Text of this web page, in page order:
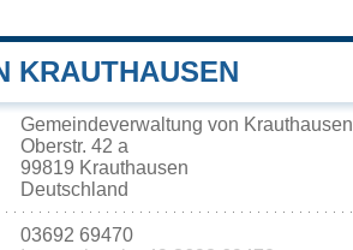
KRAUTHAUSEN
Gemeindeverwaltung von Krauthausen
Oberstr. 42 a
99819 Krauthausen
Deutschland
03692 69470